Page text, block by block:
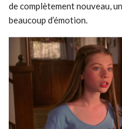
de complètement nouveau,
beaucoup d’émotion.